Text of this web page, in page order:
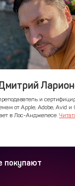
и
от Apple, Adobe, Avid и
в Лос-Анджелесе.
покупают